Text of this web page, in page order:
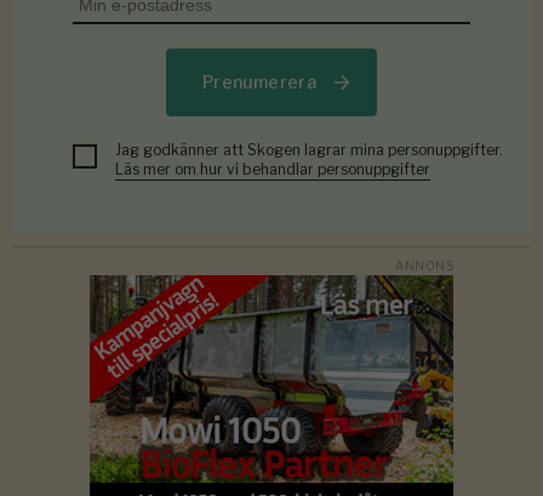
Prenumerera
Jag godkänner att Skogen lagrar mina personuppgifter.
Läs mer om hur vi behandlar personuppgifter